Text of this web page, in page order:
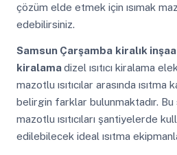
çözüm elde etmek için ısımak
edebilirsiniz.
Samsun Çarşamba kiralık
kiralamadizel ısıtıcı kiralama
mazotlu ısıtıcılar arasında ısıtma
belirgin farklar bulunmaktadır. Bu
mazotlu ısıtıcıları şantiyelerde
edilebilecek ideal ısıtma